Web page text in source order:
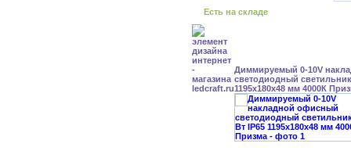
Есть на складе
Диммируемый 0-10V
светодиодный
1195x180x48 мм 4000К